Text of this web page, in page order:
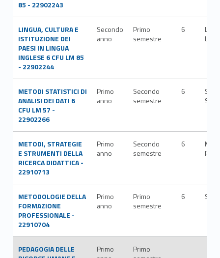
85 - 22902243
LINGUA, CULTURA E
ISTITUZIONE DEI
PAESI IN LINGUA
INGLESE 6 CFU LM 85
- 22902244
Secondo
anno
Primo
semestre
6
L-
LIN/
METODI STATISTICI DI
ANALISI DEI DATI 6
CFU LM 57 -
22902266
Primo
anno
Secondo
semestre
6
S/01
METODI, STRATEGIE
E STRUMENTI DELLA
RICERCA DIDATTICA -
22910713
Primo
anno
Secondo
semestre
6
M-
METODOLOGIE DELLA
FORMAZIONE
PROFESSIONALE -
22910704
Primo
anno
Primo
semestre
6
PEDAGOGIA DELLE
Primo
Primo